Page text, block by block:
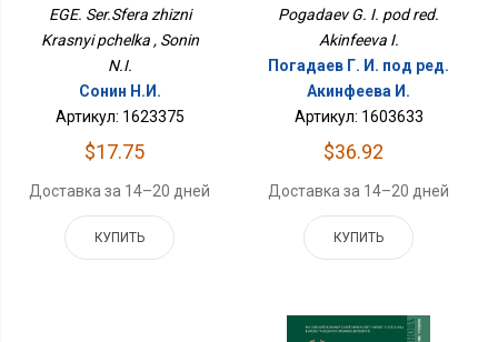
EGE. Ser.Sfera zhizni
Krasnyi pchelka , Sonin
N.I.
Сонин Н.И.
Артикул: 1623375
$17.75
Доставка за 14–20 дней
КУПИТЬ
Pogadaev G. I. pod red.
Akinfeeva I.
Погадаев Г. И. под ред.
Акинфеева И.
Артикул: 1603633
$36.92
Доставка за 14–20 дней
КУПИТЬ